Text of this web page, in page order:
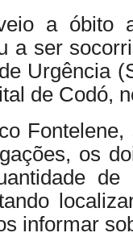
a
a ser
Urgência
de Codó,
os
informar